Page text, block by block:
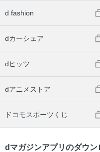
d fashion
dカーシェア
dヒッツ
dアニメストア
ドコモスポーツくじ
dマガジンアプリのダウン